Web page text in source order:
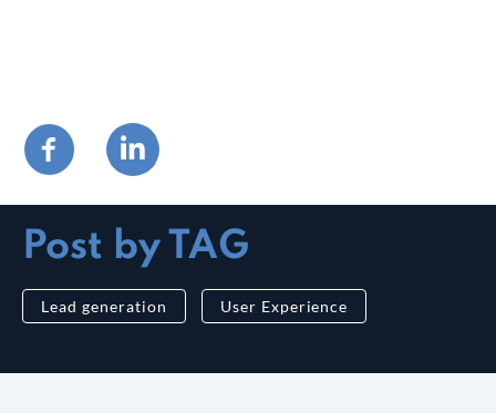
Post by TAG
Lead generation User Experience